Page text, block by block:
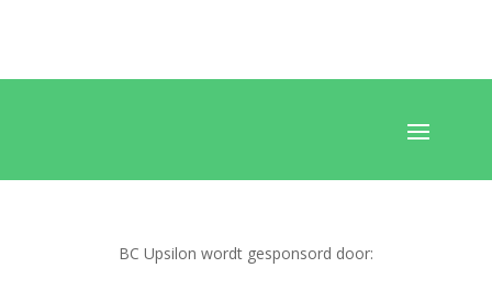
BC Upsilon wordt gesponsord door: